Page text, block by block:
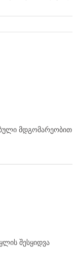
მდგომარეობით
შესყიდვა